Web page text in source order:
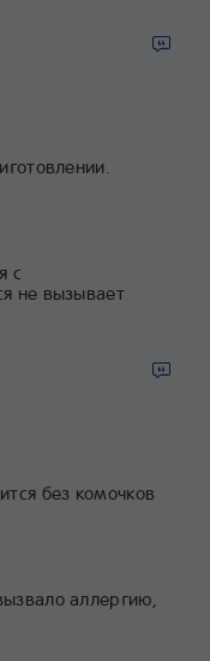
с
не вызывает
без комочков
аллергию,